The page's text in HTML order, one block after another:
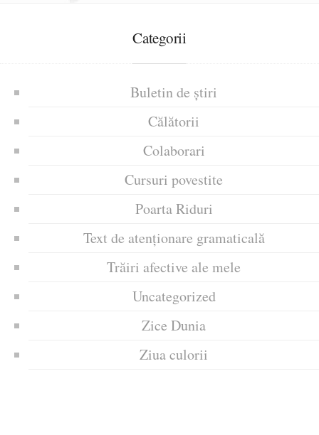
Categorii
Buletin de știri
Călătorii
Colaborari
Cursuri povestite
Poarta Riduri
Text de atenționare gramaticală
Trăiri afective ale mele
Uncategorized
Zice Dunia
Ziua culorii